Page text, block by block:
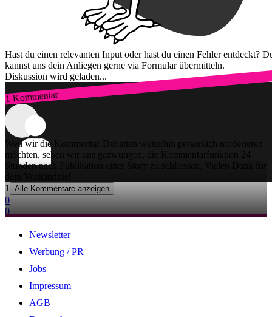
Hast du einen relevanten Input oder hast du einen Fehler entdeckt?
kannst uns dein Anliegen gerne via Formular übermitteln.
Diskussion wird geladen...
1 Kommentar
Zum Login
Weil wir die Kommentar-Debatten weiterhin persönlich moderieren
möchten, sehen wir uns gezwungen, die Kommentarfunktion 24
Stunden nach Publikation einer Story zu schliessen. Vielen Dank für
1
Alle Kommentare anzeigen
0
0
Newsletter
Werbung / PR
Jobs
Impressum
AGB